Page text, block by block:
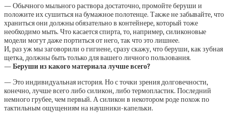
— Обычного мыльного раствора достаточно, промойте беруши и
положите их сушиться на бумажное полотенце. Также не забывайте, что
храниться они должны обязательно в контейнере, который тоже
необходимо мыть. Что касается спирта, то, например, силиконовые
модели могут даже портиться от него, так что это лишнее.
И, раз уж мы заговорили о гигиене, сразу скажу, что беруши, как зубная
щетка, должны быть только для вашего личного пользования.
— Беруши из какого материала лучше всего?
— Это индивидуальная история. Но с точки зрения долговечности,
конечно, лучше всего либо силикон, либо термопластик. Последний
немного грубее, чем первый. А силикон в некотором роде похож по
тактильным ощущениям на наушники-капельки.